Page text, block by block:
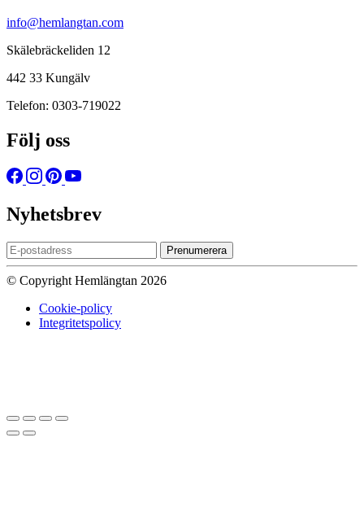
info@hemlangtan.com
Skälebräckeliden 12
442 33 Kungälv
Telefon: 0303-719022
Följ oss
Nyhetsbrev
Prenumerera
© Copyright Hemlängtan 2026
Cookie-policy
Integritetspolicy